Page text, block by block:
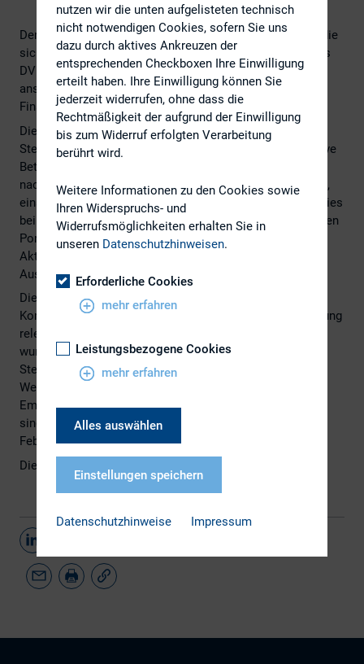
Der DVFA e.V. hat Stewardship-Leitlinien verabschiedet, die
sich als „Best Practice“-Orientierung an die Mitglieder des
DVFA richten und einen Beitrag zur Entwicklung von
anspruchsvollen Standards für alle professionellen
Finanzmarktakteure leisten.
Die DVFA Stewardship-Leitlinien verstehen unter
Stewardship die verantwortungsvolle Allokation und aktive
Betreuung der Vermögenswerte mit dem Ziel einer
nachhaltigen, langfristigen Wertschöpfung für die Kunden,
einschließlich der Berücksichtigung von ESG-Faktoren. Dies
beinhaltet die Überwachung und den aktiven Dialog mit den
Portfoliogesellschaften, die zielgerichtete Ausübung von
Aktionärsrechten sowie den gesetzlich möglichen
Austausch mit anderen Asset Managern.
Die DVFA Stewardship-Leitlinien wurden von der DVFA
Kommission Governance & Stewardship unter Einbeziehung
relevanter Stakeholder entwickelt. Die Kernelemente
wurden bereits auf der zweiten DVFA Governance &
Stewardship Konferenz im September 2019 diskutiert.
Weitere Überlegungen von institutionellen Anlegern,
Emittenten, Aktienrechtsexperten und Wirtschaftsprüfern
sind in die Leitlinien als Ergebnis eines Roundtables im
Februar 2020 eingeflossen.
Die DVFA Stewardship-Leitlinien finden Sie
nutzen wir die unten aufgelisteten technisch
nicht notwendigen Cookies, sofern Sie uns
dazu durch aktives Ankreuzen der
entsprechenden Checkboxen Ihre Einwilligung
erteilt haben. Ihre Einwilligung können Sie
jederzeit widerrufen, ohne dass die
Rechtmäßigkeit der aufgrund der Einwilligung
bis zum Widerruf erfolgten Verarbeitung
berührt wird.
Weitere Informationen zu den Cookies sowie
Ihren Widerspruchs- und
Widerrufsmöglichkeiten erhalten Sie in
unseren Datenschutzhinweisen.
Erforderliche Cookies
mehr erfahren
Leistungsbezogene Cookies
mehr erfahren
Alles auswählen
Einstellungen speichern
Datenschutzhinweise Impressum